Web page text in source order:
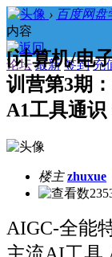
› 百度网盘
内容
论坛 最新 签到 充
[计算机/电
训营第3期
A1工具通识
楼主 zhuxue
AIGC-全能